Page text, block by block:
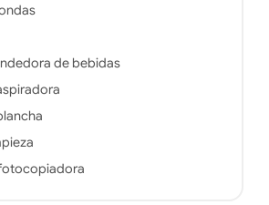
de bebidas